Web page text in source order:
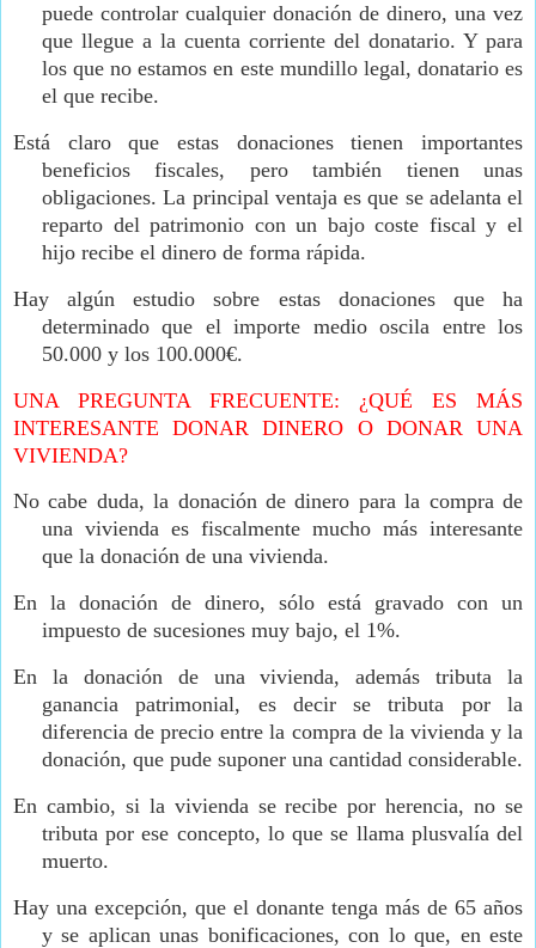
puede controlar cualquier donación de dinero, una vez
que llegue a la cuenta corriente del donatario. Y para
los que no estamos en este mundillo legal, donatario es
el que recibe.
Está claro que estas donaciones tienen importantes
beneficios fiscales, pero también tienen unas
obligaciones.La principal ventaja es que se adelanta el
reparto del patrimonio con un bajo coste fiscal y el
hijo recibe el dinero de forma rápida.
Hay algún estudio sobre estas donaciones que ha
determinado que el importe medio oscila entre los
50.000 y los 100.000€.
UNA PREGUNTA FRECUENTE: ¿QUÉ ES MÁS
INTERESANTE DONAR DINERO O DONAR UNA
VIVIENDA?
No cabe duda, la donación de dinero para la compra de
una vivienda es fiscalmente mucho más interesante
que la donación de una vivienda.
En la donación de dinero, sólo está gravado con un
impuesto de sucesiones muy bajo, el 1%.
En la donación de una vivienda, además tributa la
ganancia patrimonial, es decir se tributa por la
diferencia de precio entre la compra de la vivienda y la
donación, que pude suponer una cantidad considerable.
En cambio, si la vivienda se recibe por herencia, no se
tributa por ese concepto, lo que se llama plusvalía del
muerto.
Hay una excepción, que el donante tenga más de 65 años
y se aplican unas bonificaciones, con lo que, en este